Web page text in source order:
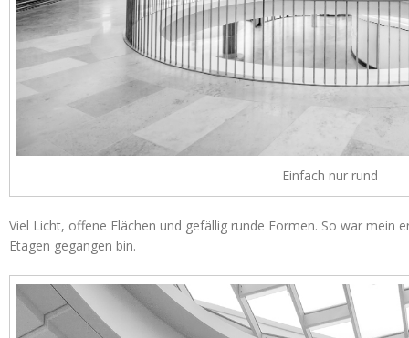
Einfach nur rund
Viel Licht, offene Flächen und gefällig runde Formen. So war mein
Etagen gegangen bin.